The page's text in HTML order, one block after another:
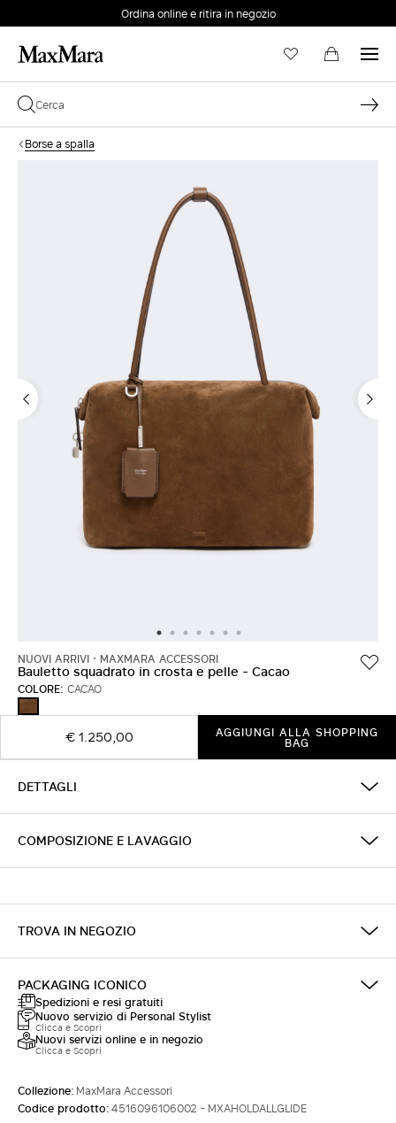
Ordina online e ritira in negozio
Borse a spalla
NUOVI ARRIVI MAXMARA ACCESSORI
Bauletto squadrato in crosta e pelle - Cacao
COLORE: CACAO
CACAO
€ 1.250,00 AGGIUNGI ALLA SHOPPING
BAG
DETTAGLI
COMPOSIZIONE E LAVAGGIO
TROVA IN NEGOZIO
PACKAGING ICONICO
Spedizioni e resi gratuiti
Nuovo servizio di Personal Stylist
Clicca e Scopri
Nuovi servizi online e in negozio
Clicca e Scopri
Collezione: MaxMara Accessori
Codice prodotto:4516096106002 - MXAHOLDALLGLIDE
Password dimenticata?
ACCEDI CON GOOGLE
Non hai un account?